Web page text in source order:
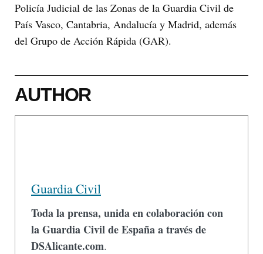
Policía Judicial de las Zonas de la Guardia Civil de
País Vasco, Cantabria, Andalucía y Madrid, además
del Grupo de Acción Rápida (GAR).
AUTHOR
Guardia Civil
Toda la prensa, unida en colaboración con
la Guardia Civil de España a través de
DSAlicante.com.